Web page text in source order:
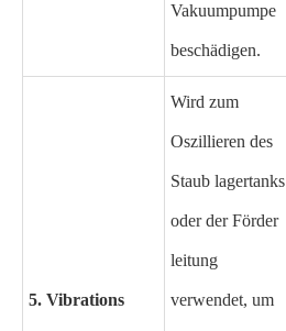
Vakuumpumpe
beschädigen.
5. Vibrations
Wird zum
Oszillieren des
Staub lagertanks
oder der Förder
leitung
verwendet, um